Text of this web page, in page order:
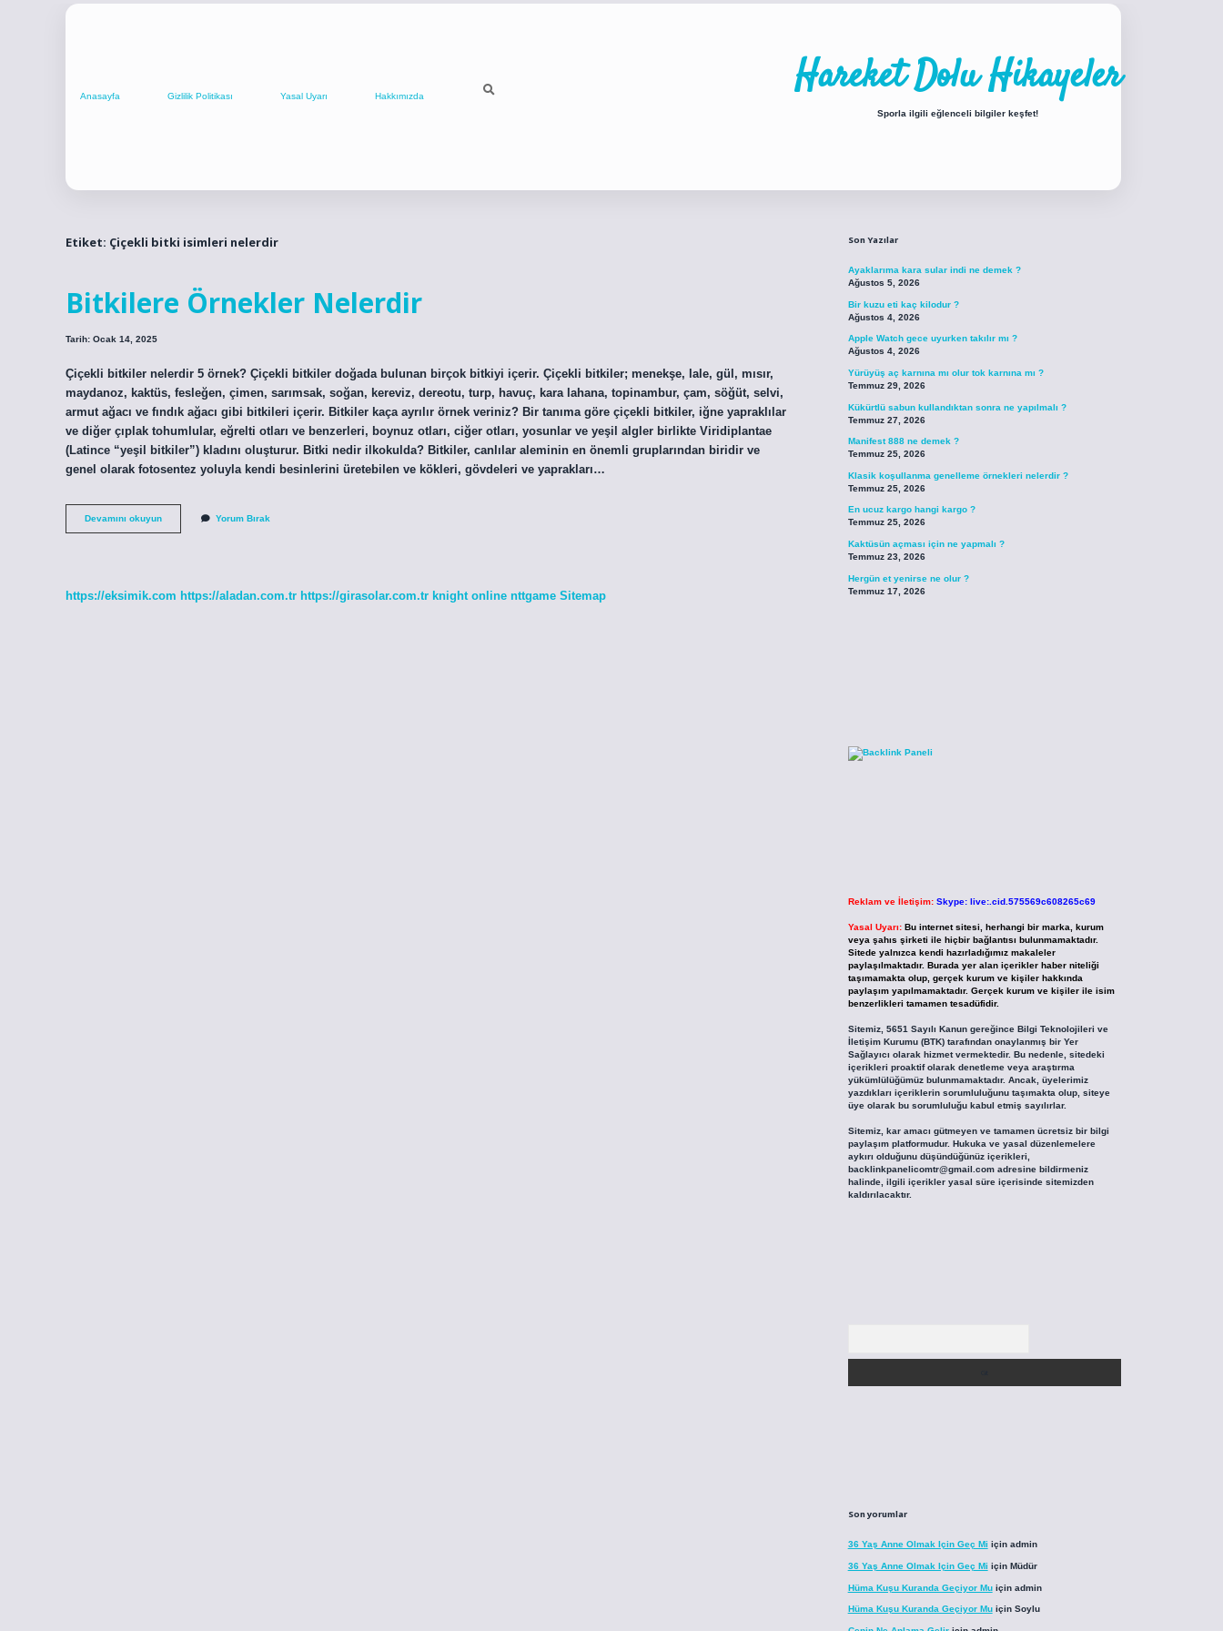
Anasayfa Gizlilik Politikası Yasal Uyarı Hakkımızda Hareket Dolu Hikayeler
Sporla ilgili eğlenceli bilgiler keşfet!
Etiket: Çiçekli bitki isimleri nelerdir
Bitkilere Örnekler Nelerdir
Tarih: Ocak 14, 2025
Çiçekli bitkiler nelerdir 5 örnek? Çiçekli bitkiler doğada bulunan birçok bitkiyi içerir. Çiçekli bitkiler; menekşe, lale, gül, mısır,
maydanoz, kaktüs, fesleğen, çimen, sarımsak, soğan, kereviz, dereotu, turp, havuç, kara lahana, topinambur, çam, söğüt, selvi,
armut ağacı ve fındık ağacı gibi bitkileri içerir. Bitkiler kaça ayrılır örnek veriniz? Bir tanıma göre çiçekli bitkiler, iğne yapraklılar
ve diğer çıplak tohumlular, eğrelti otları ve benzerleri, boynuz otları, ciğer otları, yosunlar ve yeşil algler birlikte Viridiplantae
(Latince “yeşil bitkiler”) kladını oluşturur. Bitki nedir ilkokulda? Bitkiler, canlılar aleminin en önemli gruplarından biridir ve
genel olarak fotosentez yoluyla kendi besinlerini üretebilen ve kökleri, gövdeleri ve yaprakları…
Devamını okuyunBitkilere
Örnekler
Yorum Bırak
https://eksimik.com https://aladan.com.tr https://girasolar.com.tr knight online nttgame Sitemap
Son Yazılar
Ayaklarıma kara sular indi ne demek ?
Ağustos 5, 2026
Bir kuzu eti kaç kilodur ?
Ağustos 4, 2026
Apple Watch gece uyurken takılır mı ?
Ağustos 4, 2026
Yürüyüş aç karnına mı olur tok karnına mı ?
Temmuz 29, 2026
Kükürtlü sabun kullandıktan sonra ne yapılmalı ?
Temmuz 27, 2026
Manifest 888 ne demek ?
Temmuz 25, 2026
Klasik koşullanma genelleme örnekleri nelerdir ?
Temmuz 25, 2026
En ucuz kargo hangi kargo ?
Temmuz 25, 2026
Kaktüsün açması için ne yapmalı ?
Temmuz 23, 2026
Hergün et yenirse ne olur ?
Temmuz 17, 2026
Reklam ve İletişim: Skype: live:.cid.575569c608265c69
Yasal Uyarı: Bu internet sitesi, herhangi bir marka, kurum
veya şahıs şirketi ile hiçbir bağlantısı bulunmamaktadır.
Sitede yalnızca kendi hazırladığımız makaleler
paylaşılmaktadır. Burada yer alan içerikler haber niteliği
taşımamakta olup, gerçek kurum ve kişiler hakkında
paylaşım yapılmamaktadır. Gerçek kurum ve kişiler ile isim
benzerlikleri tamamen tesadüfidir.
Sitemiz, 5651 Sayılı Kanun gereğince Bilgi Teknolojileri ve
İletişim Kurumu (BTK) tarafından onaylanmış bir Yer
Sağlayıcı olarak hizmet vermektedir. Bu nedenle, sitedeki
içerikleri proaktif olarak denetleme veya araştırma
yükümlülüğümüz bulunmamaktadır. Ancak, üyelerimiz
yazdıkları içeriklerin sorumluluğunu taşımakta olup, siteye
üye olarak bu sorumluluğu kabul etmiş sayılırlar.
Sitemiz, kar amacı gütmeyen ve tamamen ücretsiz bir bilgi
paylaşım platformudur. Hukuka ve yasal düzenlemelere
aykırı olduğunu düşündüğünüz içerikleri,
backlinkpanelicomtr@gmail.comadresine bildirmeniz
halinde, ilgili içerikler yasal süre içerisinde sitemizden
kaldırılacaktır.
Son yorumlar
36 Yaş Anne Olmak Için Geç Mi için admin
36 Yaş Anne Olmak Için Geç Mi için Müdür
Hüma Kuşu Kuranda Geçiyor Muiçin admin
Hüma Kuşu Kuranda Geçiyor Muiçin Soylu